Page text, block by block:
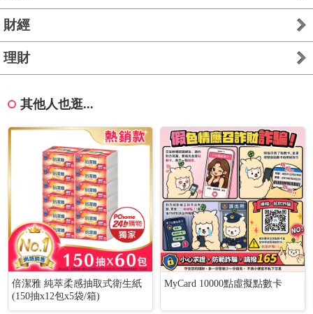
財經
理財
其他人也逛...
倍潔雅 純萃柔感抽取式衛生紙
(150抽x12包x5袋/箱)
MyCard 10000點虛擬點數卡